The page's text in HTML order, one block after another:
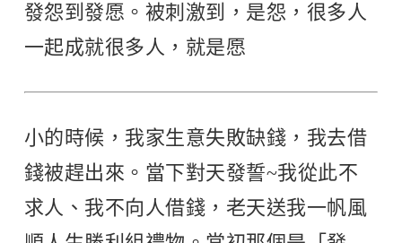
發怨到發愿。被刺激到，是怨，很多人
一起成就很多人，就是愿
小的時候，我家生意失敗缺錢，我去借
錢被趕出來。當下對天發誓~我從此不
求人、我不向人借錢，老天送我一帆風